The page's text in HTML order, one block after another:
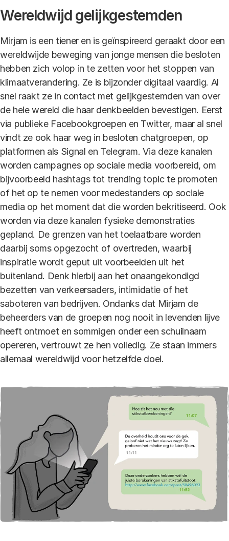
Wereldwijd gelijkgestemden
Mirjam is een tiener en is geïnspireerd geraakt door een
wereldwijde beweging van jonge mensen die besloten
hebben zich volop in te zetten voor het stoppen van
klimaatverandering. Ze is bijzonder digitaal vaardig. Al
snel raakt ze in contact met gelijkgestemden van over
de hele wereld die haar denkbeelden bevestigen. Eerst
via publieke Facebookgroepen en Twitter, maar al snel
vindt ze ook haar weg in besloten chatgroepen, op
platformen als Signal en Telegram. Via deze kanalen
worden campagnes op sociale media voorbereid, om
bijvoorbeeld hashtags tot trending topic te promoten
of het op te nemen voor medestanders op sociale
media op het moment dat die worden bekritiseerd. Ook
worden via deze kanalen fysieke demonstraties
gepland. De grenzen van het toelaatbare worden
daarbij soms opgezocht of overtreden, waarbij
inspiratie wordt geput uit voorbeelden uit het
buitenland. Denk hierbij aan het onaangekondigd
bezetten van verkeersaders, intimidatie of het
saboteren van bedrijven. Ondanks dat Mirjam de
beheerders van de groepen nog nooit in levenden lijve
heeft ontmoet en sommigen onder een schuilnaam
opereren, vertrouwt ze hen volledig. Ze staan immers
allemaal wereldwijd voor hetzelfde doel.